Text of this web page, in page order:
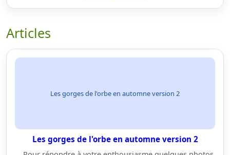
Articles
Les gorges de l'orbe en automne version 2
Les gorges de l'orbe en automne version 2